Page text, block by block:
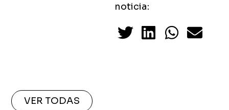
noticia:
VER TODAS